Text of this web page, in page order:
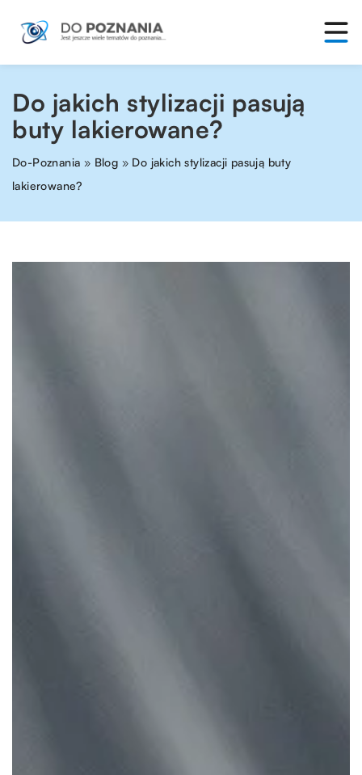
Do jakich stylizacji pasują
buty lakierowane?
Do-Poznania » Blog » Do jakich stylizacji pasują buty
lakierowane?